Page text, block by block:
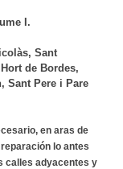
I.
Sant
de Bordes,
Sant Pere i Pare
en aras de
lo antes
calles adyacentes y